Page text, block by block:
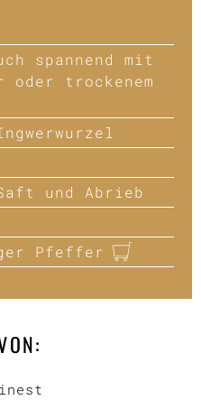
spannend mit
oder trockenem
und Abrieb
Pfeffer